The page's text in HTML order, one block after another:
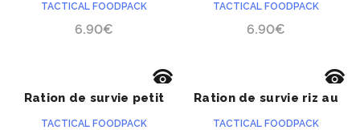
TACTICAL FOODPACK
6.90€
TACTICAL FOODPACK
6.90€
ACHETER
Ration de survie petit
TACTICAL FOODPACK
ACHETER
Ration de survie riz au
TACTICAL FOODPACK